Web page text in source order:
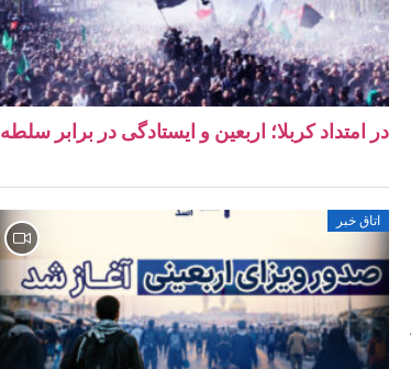
در امتداد کربلا؛ اربعین و ایستادگی در برابر سلطه
اتاق خبر